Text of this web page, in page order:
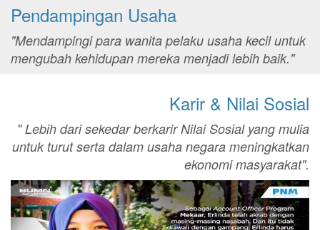
Pendampingan Usaha
"Mendampingi para wanita pelaku usaha kecil untuk
mengubah kehidupan mereka menjadi lebih baik."
Karir & Nilai Sosial
"Lebih dari sekedar berkarir Nilai Sosial yang mulia
untuk turut serta dalam usaha negara meningkatkan
ekonomi masyarakat".